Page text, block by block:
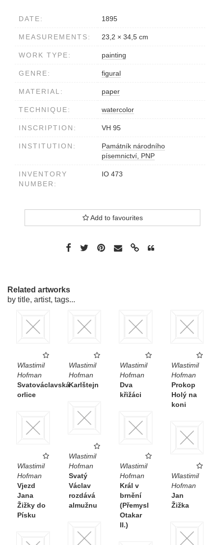
DATE: 1895
MEASUREMENTS: 23,2 × 34,5 cm
WORK TYPE: painting
GENRE: figural
MATERIAL: paper
TECHNIQUE: watercolor
INSCRIPTION: VH 95
INSTITUTION:
Památník národního
písemnictví, PNP
INVENTORY
NUMBER:
IO 473
Add to favourites
Related artworks
by title, artist, tags...
Wlastimil
Hofman
Svatováclavská
orlice
Wlastimil
Hofman
Karlštejn
Wlastimil
Hofman
Dva
křižáci
Wlastimil
Hofman
Prokop
Holý na
koni
Wlastimil
Hofman
Svatý
Václav
rozdává
almužnu
Wlastimil
Hofman
Vjezd
Jana
Žižky do
Písku
Wlastimil
Hofman
Král v
brnění
(Přemysl
Otakar
II.)
Wlastimil
Hofman
Jan
Žižka